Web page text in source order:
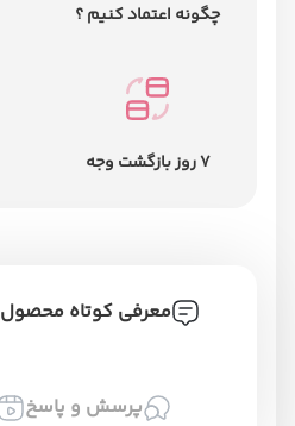
چگونه اعتماد کنیم ؟
7 روز بازگشت وجه
معرفی کوتاه محصول
پرسش و پاسخ